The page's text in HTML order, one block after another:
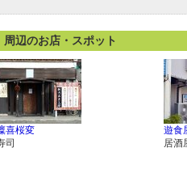
周辺のお店・スポット
喜桜変
司
遊食
居酒